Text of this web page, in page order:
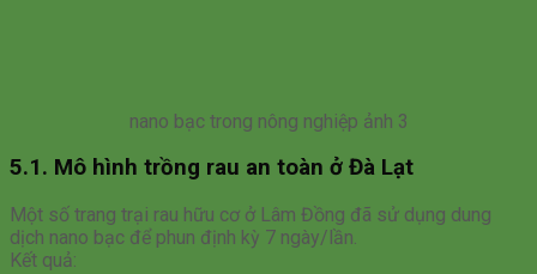
nano bạc trong nông nghiệp ảnh 3
5.1. Mô hình trồng rau an toàn ở Đà Lạt
Một số trang trại rau hữu cơ ở Lâm Đồng đã sử dụng dung
dịch nano bạc để phun định kỳ 7 ngày/lần.
Kết quả: